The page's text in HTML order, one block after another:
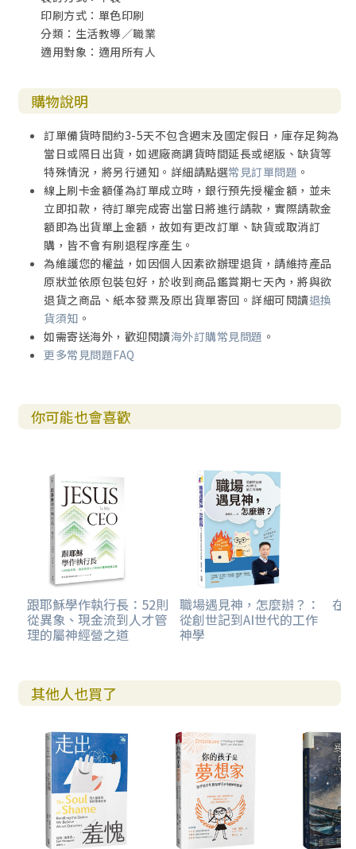
印刷方式：單色印刷
分類：生活教導／職業
適用對象：適用所有人
購物說明
訂單備貨時間約3-5天不包含週末及國定假日，庫存足夠為
當日或隔日出貨，如遇廠商調貨時間延長或絕版、缺貨等
特殊情況，將另行通知。詳細請點選常見訂單問題 。
線上刷卡金額僅為訂單成立時，銀行預先授權金額，並未
立即扣款，待訂單完成寄出當日將進行請款，實際請款金
額即為出貨單上金額，故如有更改訂單、缺貨或取消訂
購，皆不會有刷退程序產生。
為維護您的權益，如因個人因素欲辦理退貨，請維持產品
原狀並依原包裝包好，於收到商品鑑賞期七天內，將與欲
退貨之商品、紙本發票及原出貨單寄回。詳細可閱讀退換
貨須知 。
如需寄送海外，歡迎閱讀海外訂購常見問題 。
更多常見問題FAQ
你可能也會喜歡
跟耶穌學作執行長：52則
從異象、現金流到人才管
理的屬神經營之道
職場遇見神，怎麼辦？：
從創世記到AI世代的工作
神學
在
其他人也買了